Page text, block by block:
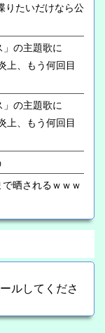
りたいだけなら公
」の主題歌に
上、もう何回目
」の主題歌に
上、もう何回目
晒されるｗｗｗ
ルしてくださ